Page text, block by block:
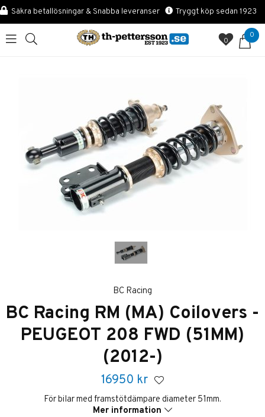
Säkra betallösningar & Snabba leveranser Tryggt köp sedan 1923
0
0
BC Racing
BC Racing RM (MA) Coilovers -
PEUGEOT 208 FWD (51MM)
(2012-)
16950 kr
För bilar med framstötdämpare diameter 51mm.
Mer information